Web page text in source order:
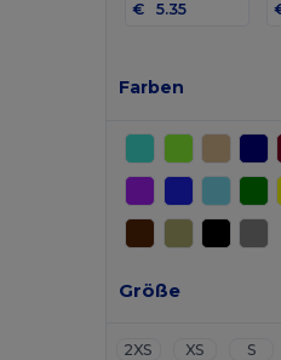
€
Farben
Größe
2XS XS S